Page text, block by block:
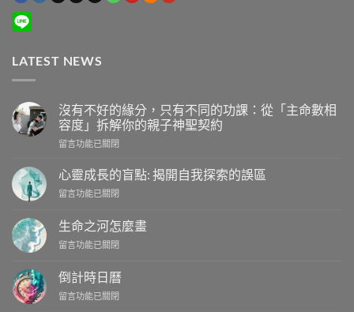
LATEST NEWS
沒有不好的緣分，只有不同的功課：從「主命數相
容度」拆解你的親子神聖契約
在
有
不
好
緣
只
不
同
的
留言功能已關閉
心靈成長的盲點: 揭開自我探索的誤區
在
靈
成
長
盲
點:
揭
留言功能已關閉
生命之河怎麼畫
在
命
之
河
留言功能已關閉
倒計時日曆
在
留言功能已關閉